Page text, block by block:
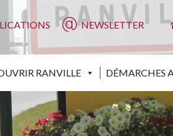
NEWSLETTER
RANVILLE DÉMARCHES